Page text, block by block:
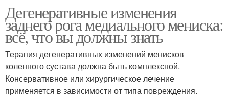
Дегенеративные изменения
заднего рога медиального мениска:
всё, что вы должны знать
Терапия дегенеративных изменений менисков
коленного сустава должна быть комплексной.
Консервативное или хирургическое лечение
применяется в зависимости от типа повреждения.